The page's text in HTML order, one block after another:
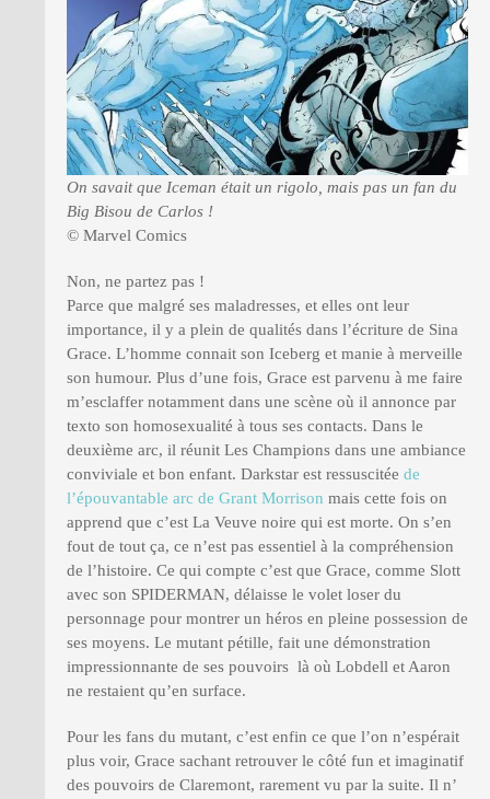
On savait que Iceman était un rigolo, mais pas un fan du
Big Bisou de Carlos !
© Marvel Comics
Non, ne partez pas !
Parce que malgré ses maladresses, et elles ont leur
importance, il y a plein de qualités dans l’écriture de Sina
Grace. L’homme connait son Iceberg et manie à merveille
son humour. Plus d’une fois, Grace est parvenu à me faire
m’esclaffer notamment dans une scène où il annonce par
texto son homosexualité à tous ses contacts. Dans le
deuxième arc, il réunit Les Champions dans une ambiance
conviviale et bon enfant. Darkstar est ressuscitée de
l’épouvantable arc de Grant Morrison mais cette fois on
apprend que c’est La Veuve noire qui est morte. On s’en
fout de tout ça, ce n’est pas essentiel à la compréhension
de l’histoire. Ce qui compte c’est que Grace, comme Slott
avec son SPIDERMAN, délaisse le volet loser du
personnage pour montrer un héros en pleine possession de
ses moyens. Le mutant pétille, fait une démonstration
impressionnante de ses pouvoirs là où Lobdell et Aaron
ne restaient qu’en surface.
Pour les fans du mutant, c’est enfin ce que l’on n’espérait
plus voir, Grace sachant retrouver le côté fun et imaginatif
des pouvoirs de Claremont, rarement vu par la suite. Il n’